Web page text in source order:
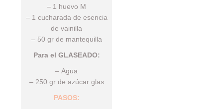
– 1 huevo M
– 1 cucharada de esencia
de vainilla
– 50 gr de mantequilla
Para el GLASEADO:
– Agua
– 250 gr de azúcar glas
PASOS: